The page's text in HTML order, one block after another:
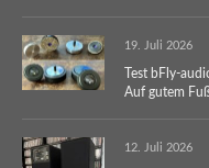
19. Juli 2026
Test bFly-
Auf gutem
12. Juli 2026